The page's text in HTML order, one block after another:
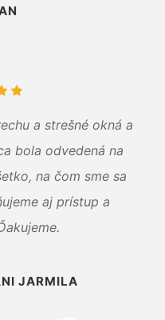
a strešné okná a
bola odvedená na
na čom sme sa
aj prístup a
JARMILA